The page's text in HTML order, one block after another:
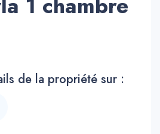
de la propriété sur :